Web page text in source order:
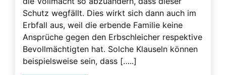
Schutz wegfällt. Dies wirkt sich dann auch im
Erbfall aus, weil die erbende Familie keine
Ansprüche gegen den Erbschleicher respektive
Bevollmächtigten hat. Solche Klauseln können
beispielsweise sein, dass […..]